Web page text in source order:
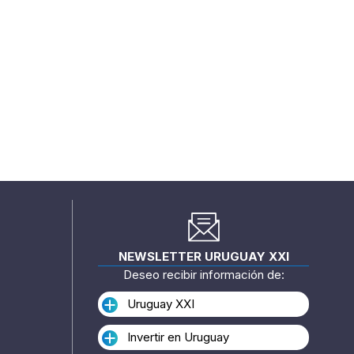
NEWSLETTER URUGUAY XXI
Deseo recibir información de:
Uruguay XXI
Invertir en Uruguay